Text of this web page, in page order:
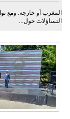
المغرب أو خارجه. ومع
التساؤلات حول...